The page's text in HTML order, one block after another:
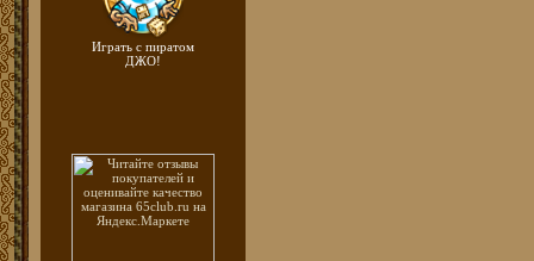
Играть с пиратом
ДЖО!